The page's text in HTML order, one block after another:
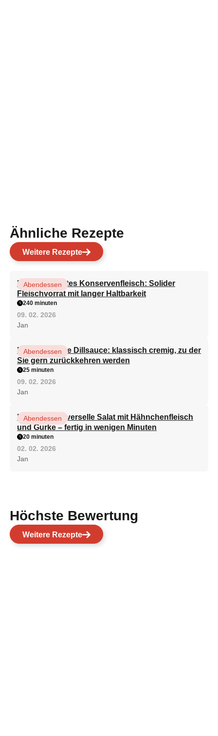
Ähnliche Rezepte
Weitere Rezepte
Hausgemachtes Konservenfleisch: Solider
Fleischvorrat mit langer Haltbarkeit
Abendessen
240 minuten
09. 02. 2026
Jan
Die köstlichste Dillsauce: klassisch cremig, zu der
Sie gern zurückkehren werden
Abendessen
25 minuten
09. 02. 2026
Jan
Der beste universelle Salat mit Hähnchenfleisch
und Gurke – fertig in wenigen Minuten
Abendessen
20 minuten
02. 02. 2026
Jan
Höchste Bewertung
Weitere Rezepte